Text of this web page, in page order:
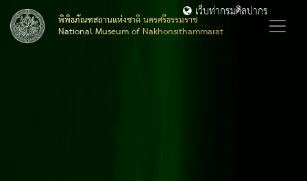
พิพิธภัณฑสถานแห่งชาติ นครศรีธรรมราช
National Museum of Nakhonsithammarat
เว็บท่ากรมศิลปากร